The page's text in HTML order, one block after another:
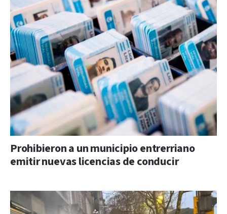
Prohibieron a un municipio entrerriano
emitir nuevas licencias de conducir